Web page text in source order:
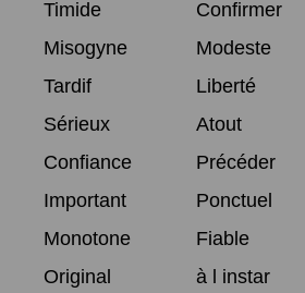
Timide
Confirmer
Misogyne
Modeste
Tardif
Liberté
Sérieux
Atout
Confiance
Précéder
Important
Ponctuel
Monotone
Fiable
Original
à l instar